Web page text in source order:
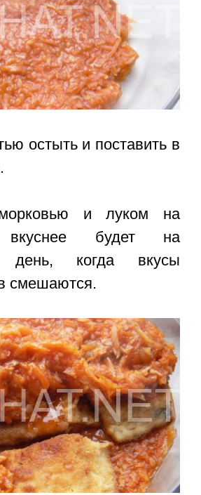
остыть и поставить в
и луком на
вкуснее будет на
день, когда вкусы
смешаются.